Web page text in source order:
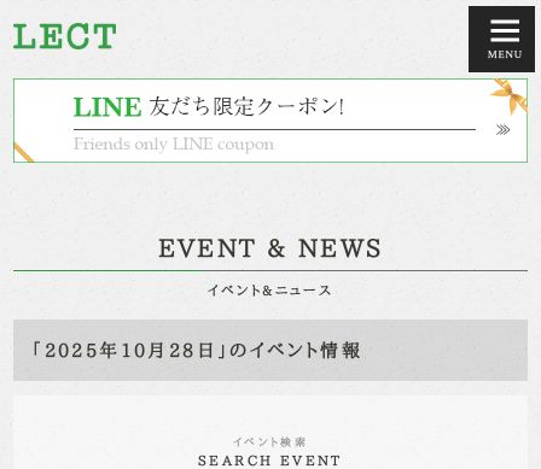
EVENT & NEWS
イベント&ニュース
「2025年10月28日」のイベント情報
イベント検索
SEARCH EVENT